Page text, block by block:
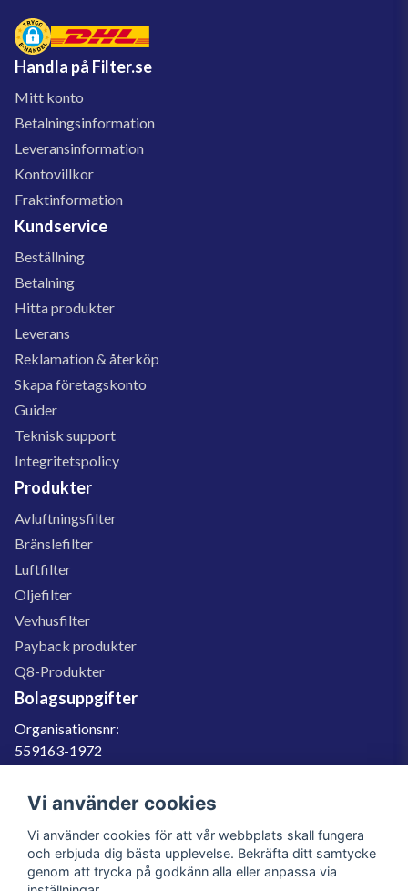
Handla på Filter.se
Mitt konto
Betalningsinformation
Leveransinformation
Kontovillkor
Fraktinformation
Kundservice
Beställning
Betalning
Hitta produkter
Leverans
Reklamation & återköp
Skapa företagskonto
Guider
Teknisk support
Integritetspolicy
Produkter
Avluftningsfilter
Bränslefilter
Luftfilter
Oljefilter
Vevhusfilter
Payback produkter
Q8-Produkter
Bolagsuppgifter
Organisationsnr:
559163-1972
SE559163197201
060-566 800
info@filter.se
Vi använder cookies
Vi använder cookies för att vår webbplats skall fungera
och erbjuda dig bästa upplevelse. Bekräfta ditt samtycke
genom att trycka på godkänn alla eller anpassa via